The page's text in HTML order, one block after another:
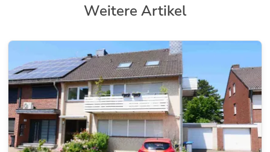
Weitere Artikel